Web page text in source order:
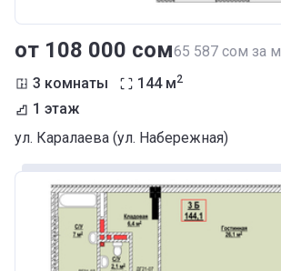
от ‍108 000 сом‍65 587 сом за м
3 комнаты 144 м2
1 этаж
ул. Каралаева (ул. Набережная)